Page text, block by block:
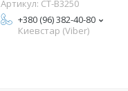
CT-B3250
+380 (96) 382-40-80
Киевстар (Viber)